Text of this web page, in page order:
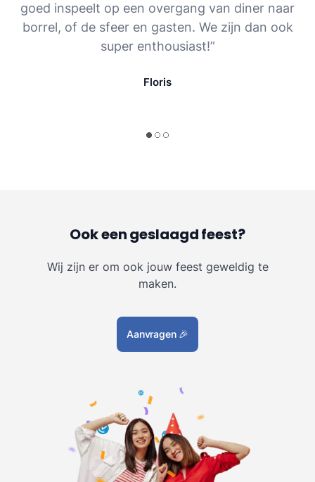
goed inspeelt op een overgang van diner naar
borrel, of de sfeer en gasten. We zijn dan ook
super enthousiast!”
Floris
Ook een geslaagd feest?
Wij zijn er om ook jouw feest geweldig te
maken.
Aanvragen 🎉